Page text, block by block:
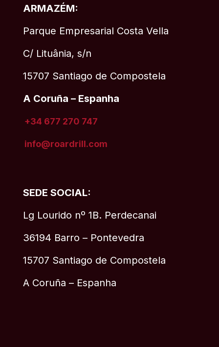
SEDE SOCIAL:
Lg Lourido nº 1B. Perdecanai
36194 Barro – Pontevedra
15707 Santiago de Compostela
A Coruña – Espanha
ARMAZÉM:
Parque Empresarial Costa Vella
C/ Lituânia, s/n
15707 Santiago de Compostela
A Coruña – Espanha
+34 677 270 747
info@roardrill.com